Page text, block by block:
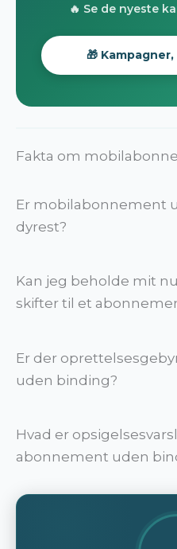
🔥 Se de nyeste
🎁
Fakta om
Er mobilabonnement
dyrest?
Kan jeg beholde mit
skifter til et
Er der
uden binding?
Hvad er
abonnement uden